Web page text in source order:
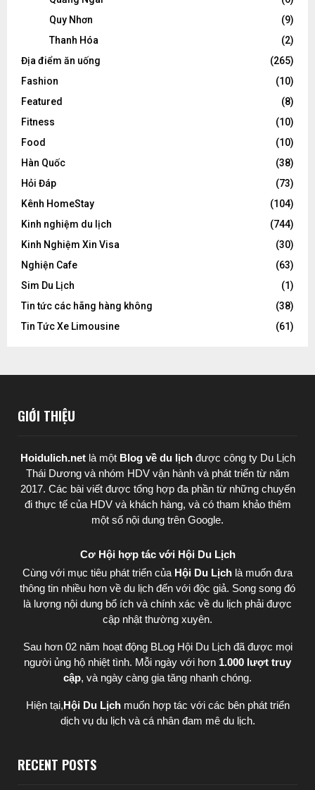
Quy Nhơn
(9)
Thanh Hóa
(2)
Địa điểm ăn uống
(265)
Fashion
(10)
Featured
(8)
Fitness
(10)
Food
(10)
Hàn Quốc
(38)
Hỏi Đáp
(73)
Kênh HomeStay
(104)
Kinh nghiệm du lịch
(744)
Kinh Nghiệm Xin Visa
(30)
Nghiện Cafe
(63)
Sim Du Lịch
(1)
Tin tức các hãng hàng không
(38)
Tin Tức Xe Limousine
(61)
GIỚI THIỆU
Hoidulich.net là một Blog về du lịchđược công ty Du Lịch
Thái Dươngvà nhóm HDV vận hành và phát triển từ năm
2017. Các bài viết được tổng hợp đa phần từ những chuyến
đi thực tế của HDV và khách hàng, và có tham khảo thêm
một số nội dung trên Google.
Cơ Hội hợp tác với Hội Du Lịch
Cùng với mục tiêu phát triển của Hội Du Lịch là muốn đưa
thông tin nhiều hơn về du lịch đến với độc giả. Song song đó
là lượng nội dung bổ ích và chính xác về du lịch phải được
cập nhật thường xuyên.
Sau hơn 02 năm hoạt động BLog Hội Du Lịch đã được mọi
người ủng hộ nhiệt tình. Mỗi ngày với hơn 1.000 lượt truy
cập, và ngày càng gia tăng nhanh chóng.
Hiện tại,Hội Du Lịch muốn hợp tác với các bên phát triển
dịch vụ du lịch và cá nhân đam mê du lịch.
RECENT POSTS